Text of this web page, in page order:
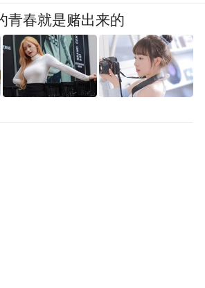
青春就是赌出来的